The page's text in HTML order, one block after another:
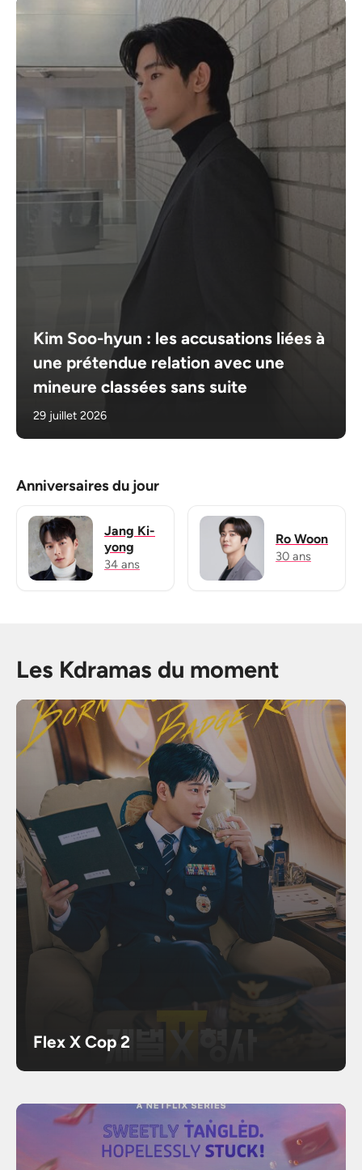
Kim Soo-hyun : les accusations liées à
une prétendue relation avec une
mineure classées sans suite
29 juillet 2026
Anniversaires du jour
Jang Ki-
yong
34 ans
Ro Woon
30 ans
Les Kdramas du moment
Flex X Cop 2